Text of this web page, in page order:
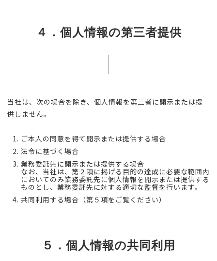
４．個人情報の第三者提供
当社は、次の場合を除き、個人情報を第三者に開示または提
供しません。
ご本人の同意を得て開示または提供する場合
法令に基づく場合
業務委託先に開示または提供する場合
なお、当社は、第２項に掲げる目的の達成に必要な範囲内
においてのみ業務委託先に個人情報を開示または提供する
ものとし、業務委託先に対する適切な監督を行います。
共同利用する場合（第５項をご覧ください）
５．個人情報の共同利用